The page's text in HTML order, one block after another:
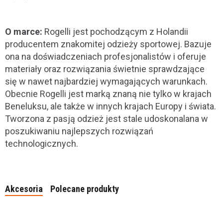
O marce: Rogelli jest pochodzącym z Holandii
producentem znakomitej odzieży sportowej. Bazuje
ona na doświadczeniach profesjonalistów i oferuje
materiały oraz rozwiązania świetnie sprawdzające
się w nawet najbardziej wymagających warunkach.
Obecnie Rogelli jest marką znaną nie tylko w krajach
Beneluksu, ale także w innych krajach Europy i świata.
Tworzona z pasją odzież jest stale udoskonalana w
poszukiwaniu najlepszych rozwiązań
technologicznych.
Akcesoria Polecane produkty